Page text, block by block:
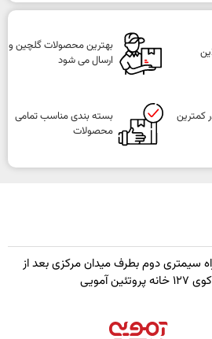
بهترین محصولات گلچین و
ارسال می شود
کمترین
بسته بندی مناسب تمامی
محصولات
چهارراه سیمتری دوم بطرف میدان مرکزی بعد از
آمویی